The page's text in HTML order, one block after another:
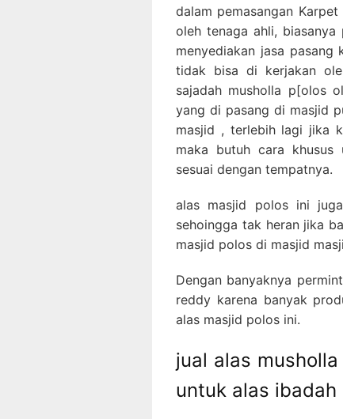
dalam pemasangan
oleh tenaga ahli,
menyediakan jasa pasang
tidak bisa di kerjakan
sajadah musholla p[olos
yang di pasang di masjid
masjid , terlebih lagi jika
maka butuh cara khusus
sesuai dengan tempatnya.
alas masjid polos ini
sehoingga tak heran jika
masjid polos di masjid
Dengan banyaknya
reddy karena banyak
alas masjid polos ini.
jual alas
untuk alas ibadah